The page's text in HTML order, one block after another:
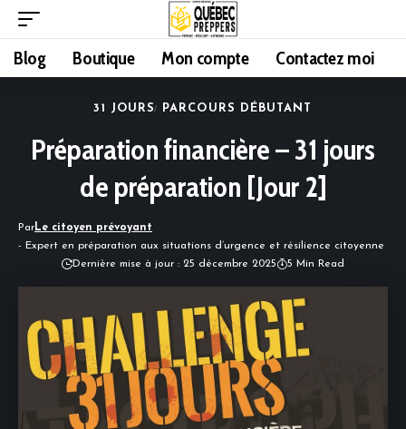
Blog Boutique Mon compte Contactez moi
31 JOURS PARCOURS DÉBUTANT
Préparation financière – 31 jours
de préparation [Jour 2]
ParLe citoyen prévoyant
- Expert en préparation aux situations d’urgence et résilience citoyenne
Dernière mise à jour : 25 décembre 2025
5 Min Read